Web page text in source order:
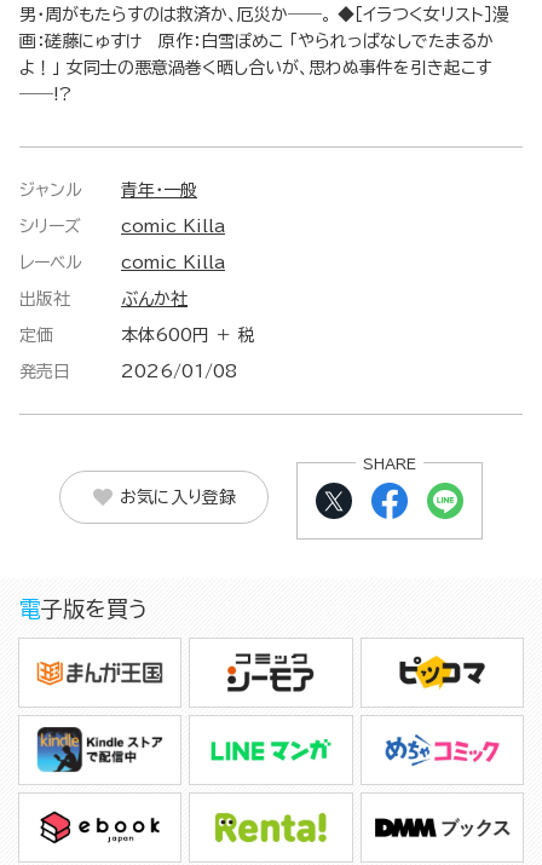
男・周がもたらすのは救済か、厄災か――。 ◆［イラつく女リスト］漫
画：磋藤にゅすけ 原作：白雪ぽめこ 「やられっぱなしでたまるか
よ！」 女同士の悪意渦巻く晒し合いが、思わぬ事件を引き起こす
――!?
ジャンル 青年・一般
シリーズ comic Killa
レーベル comic Killa
出版社 ぶんか社
定価 本体600円 ＋ 税
発売日 2026/01/08
お気に入り登録
SHARE
電子版を買う